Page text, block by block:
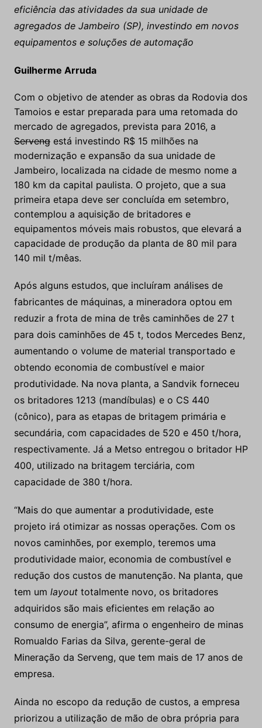
eficiência das atividades da sua unidade de
agregados de Jambeiro (SP), investindo em novos
equipamentos e soluções de automação
Guilherme Arruda
Com o objetivo de atender as obras da Rodovia dos
Tamoios e estar preparada para uma retomada do
mercado de agregados, prevista para 2016, a
Servengestá investindo R$ 15 milhões na
modernização e expansão da sua unidade de
Jambeiro, localizada na cidade de mesmo nome a
180 km da capital paulista. O projeto, que a sua
primeira etapa deve ser concluída em setembro,
contemplou a aquisição de britadores e
equipamentos móveis mais robustos, que elevará a
capacidade de produção da planta de 80 mil para
140 mil t/mêas.
Após alguns estudos, que incluíram análises de
fabricantes de máquinas, a mineradora optou em
reduzir a frota de mina de três caminhões de 27 t
para dois caminhões de 45 t, todos Mercedes Benz,
aumentando o volume de material transportado e
obtendo economia de combustível e maior
produtividade. Na nova planta, a Sandvik forneceu
os britadores 1213 (mandíbulas) e o CS 440
(cônico), para as etapas de britagem primária e
secundária, com capacidades de 520 e 450 t/hora,
respectivamente. Já a Metso entregou o britador HP
400, utilizado na britagem terciária, com
capacidade de 380 t/hora.
“Mais do que aumentar a produtividade, este
projeto irá otimizar as nossas operações. Com os
novos caminhões, por exemplo, teremos uma
produtividade maior, economia de combustível e
redução dos custos de manutenção. Na planta, que
tem um layouttotalmente novo, os britadores
adquiridos são mais eficientes em relação ao
consumo de energia”, afirma o engenheiro de minas
Romualdo Farias da Silva, gerente-geral de
Mineração da Serveng, que tem mais de 17 anos de
empresa.
Ainda no escopo da redução de custos, a empresa
priorizou a utilização de mão de obra própria para